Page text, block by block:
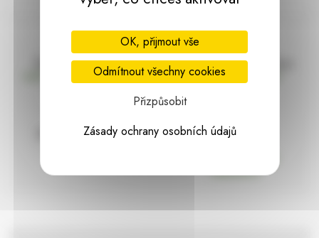
Doprava zdarma
nad 2000 Kč bez DPH
Vše máme skladem
Ihned k odeslání
97% hodnocení Zásilka pod
OK, přijmout vše
Odmítnout všechny cookies
Přizpůsobit
Zásady ochrany osobních údajů